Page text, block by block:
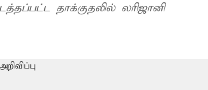
தாக்குதலில் லரிஜானி